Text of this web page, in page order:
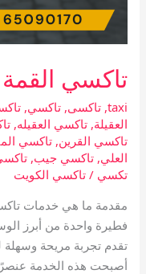
تاكسي القمة
taxi
,تاكسى,تاكسي,
العقيلة,تاكسي العقيله,
تاكسي القرين,تاكسي
العلي,تاكسي جيب,
تكسي /تاكسي الكويت
مقدمة ما هي خدمات
فطيرة واحدة من أبرز
تقدم تجربة مريحة وسهلة
أصبحت هذه الخدمة